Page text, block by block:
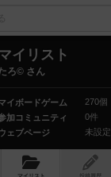
イリスト
ろ© さん
イボードゲーム
270個
加コミュニティ
0件
ェブページ
未設定
マイリスト 投稿履歴